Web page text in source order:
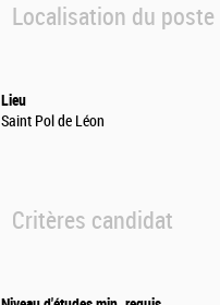
Localisation du poste
Lieu
Saint Pol de Léon
Critères candidat